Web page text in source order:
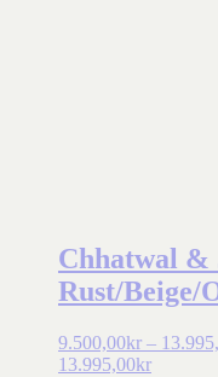
Chhatwal &
Rust/Beige/
9.500,00kr –
13.995,00kr